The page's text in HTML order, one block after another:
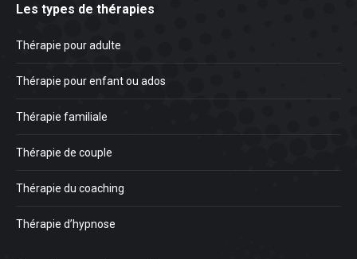
Les types de thérapies
Thérapie pour adulte
Thérapie pour enfant ou ados
Thérapie familiale
Thérapie de couple
Thérapie du coaching
Thérapie d’hypnose